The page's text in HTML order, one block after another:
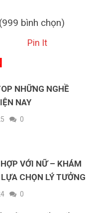
bình chọn)
Pin It
NHỮNG NGHỀ
NAY
0
VỚI NỮ – KHÁM
CHỌN LÝ TƯỞNG
0